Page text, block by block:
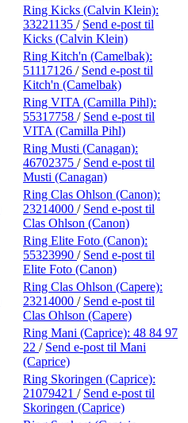
Ring Kicks (Calvin Klein):
33221135 / Send e-post til
Kicks (Calvin Klein)
Ring Kitch'n (Camelbak):
51117126 / Send e-post til
Kitch'n (Camelbak)
Ring VITA (Camilla Pihl):
55317758 / Send e-post til
VITA (Camilla Pihl)
Ring Musti (Canagan):
46702375 / Send e-post til
Musti (Canagan)
Ring Clas Ohlson (Canon):
23214000 / Send e-post til
Clas Ohlson (Canon)
Ring Elite Foto (Canon):
55323990 / Send e-post til
Elite Foto (Canon)
Ring Clas Ohlson (Capere):
23214000 / Send e-post til
Clas Ohlson (Capere)
Ring Mani (Caprice): 48 84 97
22 / Send e-post til Mani
(Caprice)
Ring Skoringen (Caprice):
21079421 / Send e-post til
Skoringen (Caprice)